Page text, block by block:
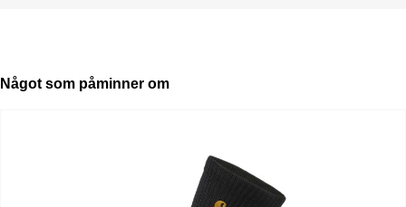
Något som påminner om